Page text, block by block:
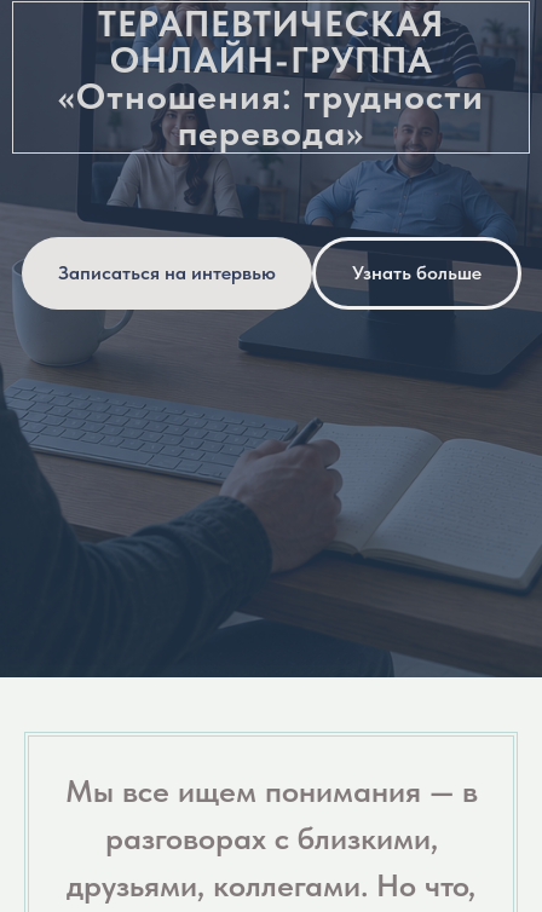
ТЕРАПЕВТИЧЕСКАЯ
ОНЛАЙН-ГРУППА
«Отношения: трудности
перевода»
Записаться на интервью Узнать больше
Мы все ищем понимания — в
разговорах с близкими,
друзьями, коллегами. Но что,